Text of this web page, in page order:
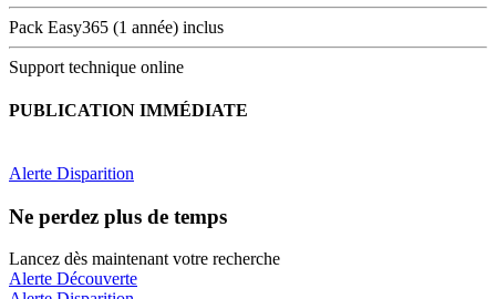
Pack Easy365 (1 année) inclus
Support technique online
PUBLICATION IMMÉDIATE
Alerte Disparition
Ne perdez plus de temps
Lancez dès maintenant votre recherche
Alerte Découverte